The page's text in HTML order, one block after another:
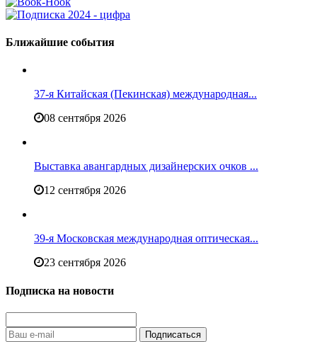
Ближайшие события
37-я Китайская (Пекинская) международная...
08 сентября 2026
Выставка авангардных дизайнерских очков ...
12 сентября 2026
39-я Московская международная оптическая...
23 сентября 2026
Подписка на новости
Подписаться